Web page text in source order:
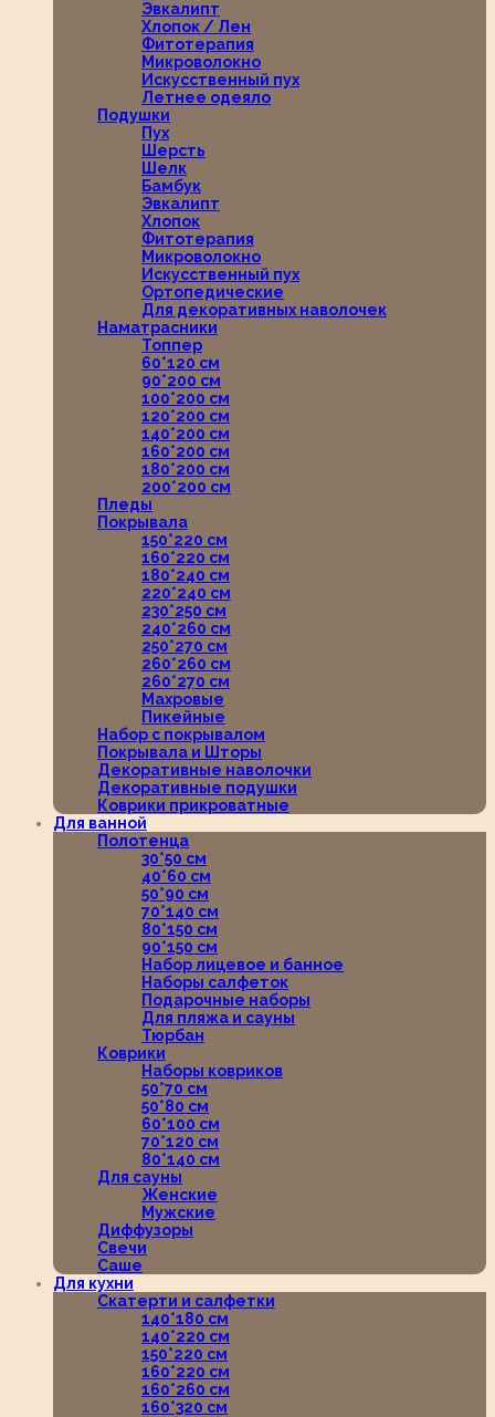
Эвкалипт
Хлопок / Лен
Фитотерапия
Микроволокно
Искусственный пух
Летнее одеяло
Подушки
Пух
Шерсть
Шелк
Бамбук
Эвкалипт
Хлопок
Фитотерапия
Микроволокно
Искусственный пух
Ортопедические
Для декоративных наволочек
Наматрасники
Топпер
60*120 см
90*200 см
100*200 см
120*200 см
140*200 см
160*200 см
180*200 см
200*200 см
Пледы
Покрывала
150*220 см
160*220 см
180*240 см
220*240 см
230*250 см
240*260 см
250*270 см
260*260 см
260*270 см
Махровые
Пикейные
Набор с покрывалом
Покрывала и Шторы
Декоративные наволочки
Декоративные подушки
Коврики прикроватные
Для ванной
Полотенца
30*50 см
40*60 см
50*90 см
70*140 см
80*150 см
90*150 см
Набор лицевое и банное
Наборы салфеток
Подарочные наборы
Для пляжа и сауны
Тюрбан
Коврики
Наборы ковриков
50*70 см
50*80 см
60*100 см
70*120 см
80*140 см
Для сауны
Женские
Мужские
Диффузоры
Свечи
Саше
Для кухни
Скатерти и салфетки
140*180 см
140*220 см
150*220 см
160*220 см
160*260 см
160*320 см